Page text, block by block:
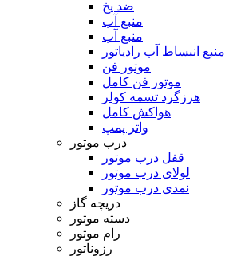
ضد یخ
منبع آب
منبع آب
منبع انبساط آب رادیاتور
موتور فن
موتور فن کامل
هرزگرد تسمه کولر
هواکش کامل
واتر پمپ
درب موتور
قفل درب موتور
لولای درب موتور
نمدی درب موتور
دریچه گاز
دسته موتور
رام موتور
رزوناتور